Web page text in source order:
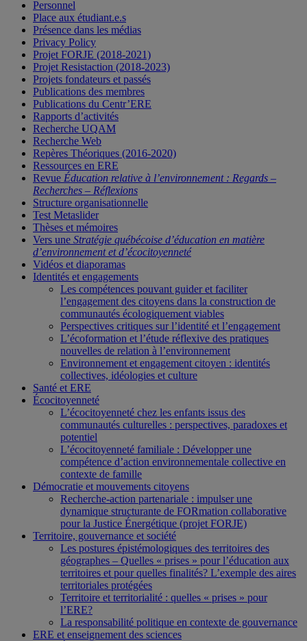
Personnel
Place aux étudiant.e.s
Présence dans les médias
Privacy Policy
Projet FORJE (2018-2021)
Projet Resistaction (2018-2023)
Projets fondateurs et passés
Publications des membres
Publications du Centr’ERE
Rapports d’activités
Recherche UQAM
Recherche Web
Repères Théoriques (2016-2020)
Ressources en ERE
Revue Éducation relative à l’environnement : Regards –
Recherches – Réflexions
Structure organisationnelle
Test Metaslider
Thèses et mémoires
Vers une Stratégie québécoise d’éducation en matière
d’environnement et d’écocitoyenneté
Vidéos et diaporamas
Identités et engagements
Les compétences pouvant guider et faciliter
l’engagement des citoyens dans la construction de
communautés écologiquement viables
Perspectives critiques sur l’identité et l’engagement
L’écoformation et l’étude réflexive des pratiques
nouvelles de relation à l’environnement
Environnement et engagement citoyen : identités
collectives, idéologies et culture
Santé et ERE
Écocitoyenneté
L’écocitoyenneté chez les enfants issus des
communautés culturelles : perspectives, paradoxes et
potentiel
L’écocitoyenneté familiale : Développer une
compétence d’action environnementale collective en
contexte de famille
Démocratie et mouvements citoyens
Recherche-action partenariale : impulser une
dynamique structurante de FORmation collaborative
pour la Justice Énergétique (projet FORJE)
Territoire, gouvernance et société
Les postures épistémologiques des territoires des
géographes – Quelles « prises » pour l’éducation aux
territoires et pour quelles finalités? L’exemple des aires
territoriales protégées
Territoire et territorialité : quelles « prises » pour
l’ERE?
La responsabilité politique en contexte de gouvernance
ERE et enseignement des sciences